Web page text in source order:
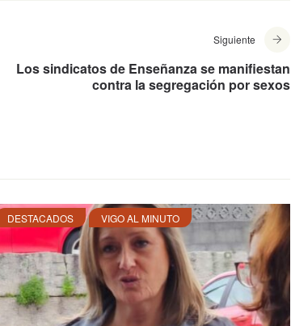
Siguiente
Los sindicatos de Enseñanza se manifiestan
contra la segregación por sexos
DESTACADOS VIGO AL MINUTO